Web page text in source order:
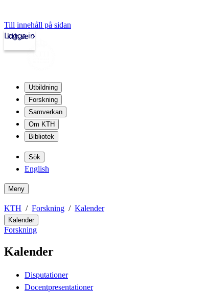
Till innehåll på sidan
kth.se
Logga in
Utbildning
Forskning
Samverkan
Om KTH
Bibliotek
Sök
English
Meny
KTH Forskning Kalender
Kalender
Forskning
Kalender
Disputationer
Docentpresentationer